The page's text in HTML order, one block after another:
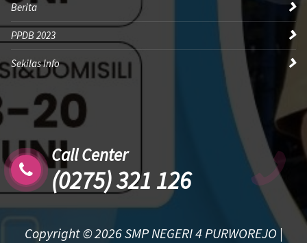
Berita
PPDB 2023
Sekilas Info
Call Center
(0275) 321 126
Copyright © 2026 SMP NEGERI 4 PURWOREJO |